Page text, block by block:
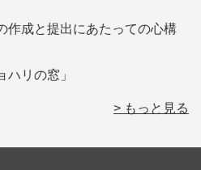
成と提出にあたっての心構
ハリの窓」
> もっと見る